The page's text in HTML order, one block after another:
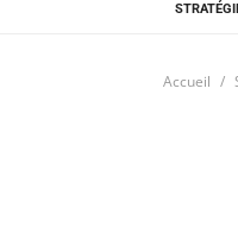
Accueil